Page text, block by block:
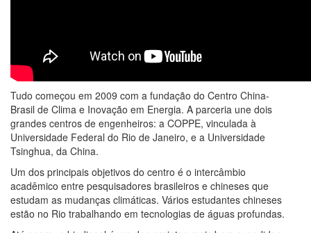
Tudo começou em 2009 com a fundação do Centro China-
Brasil de Clima e Inovação em Energia. A parceria une dois
grandes centros de engenheiros: a COPPE, vinculada à
Universidade Federal do Rio de Janeiro, e a Universidade
Tsinghua, da China.
Um dos principais objetivos do centro é o intercâmbio
acadêmico entre pesquisadores brasileiros e chineses que
estudam as mudanças climáticas. Vários estudantes chineses
estão no Rio trabalhando em tecnologias de águas profundas.